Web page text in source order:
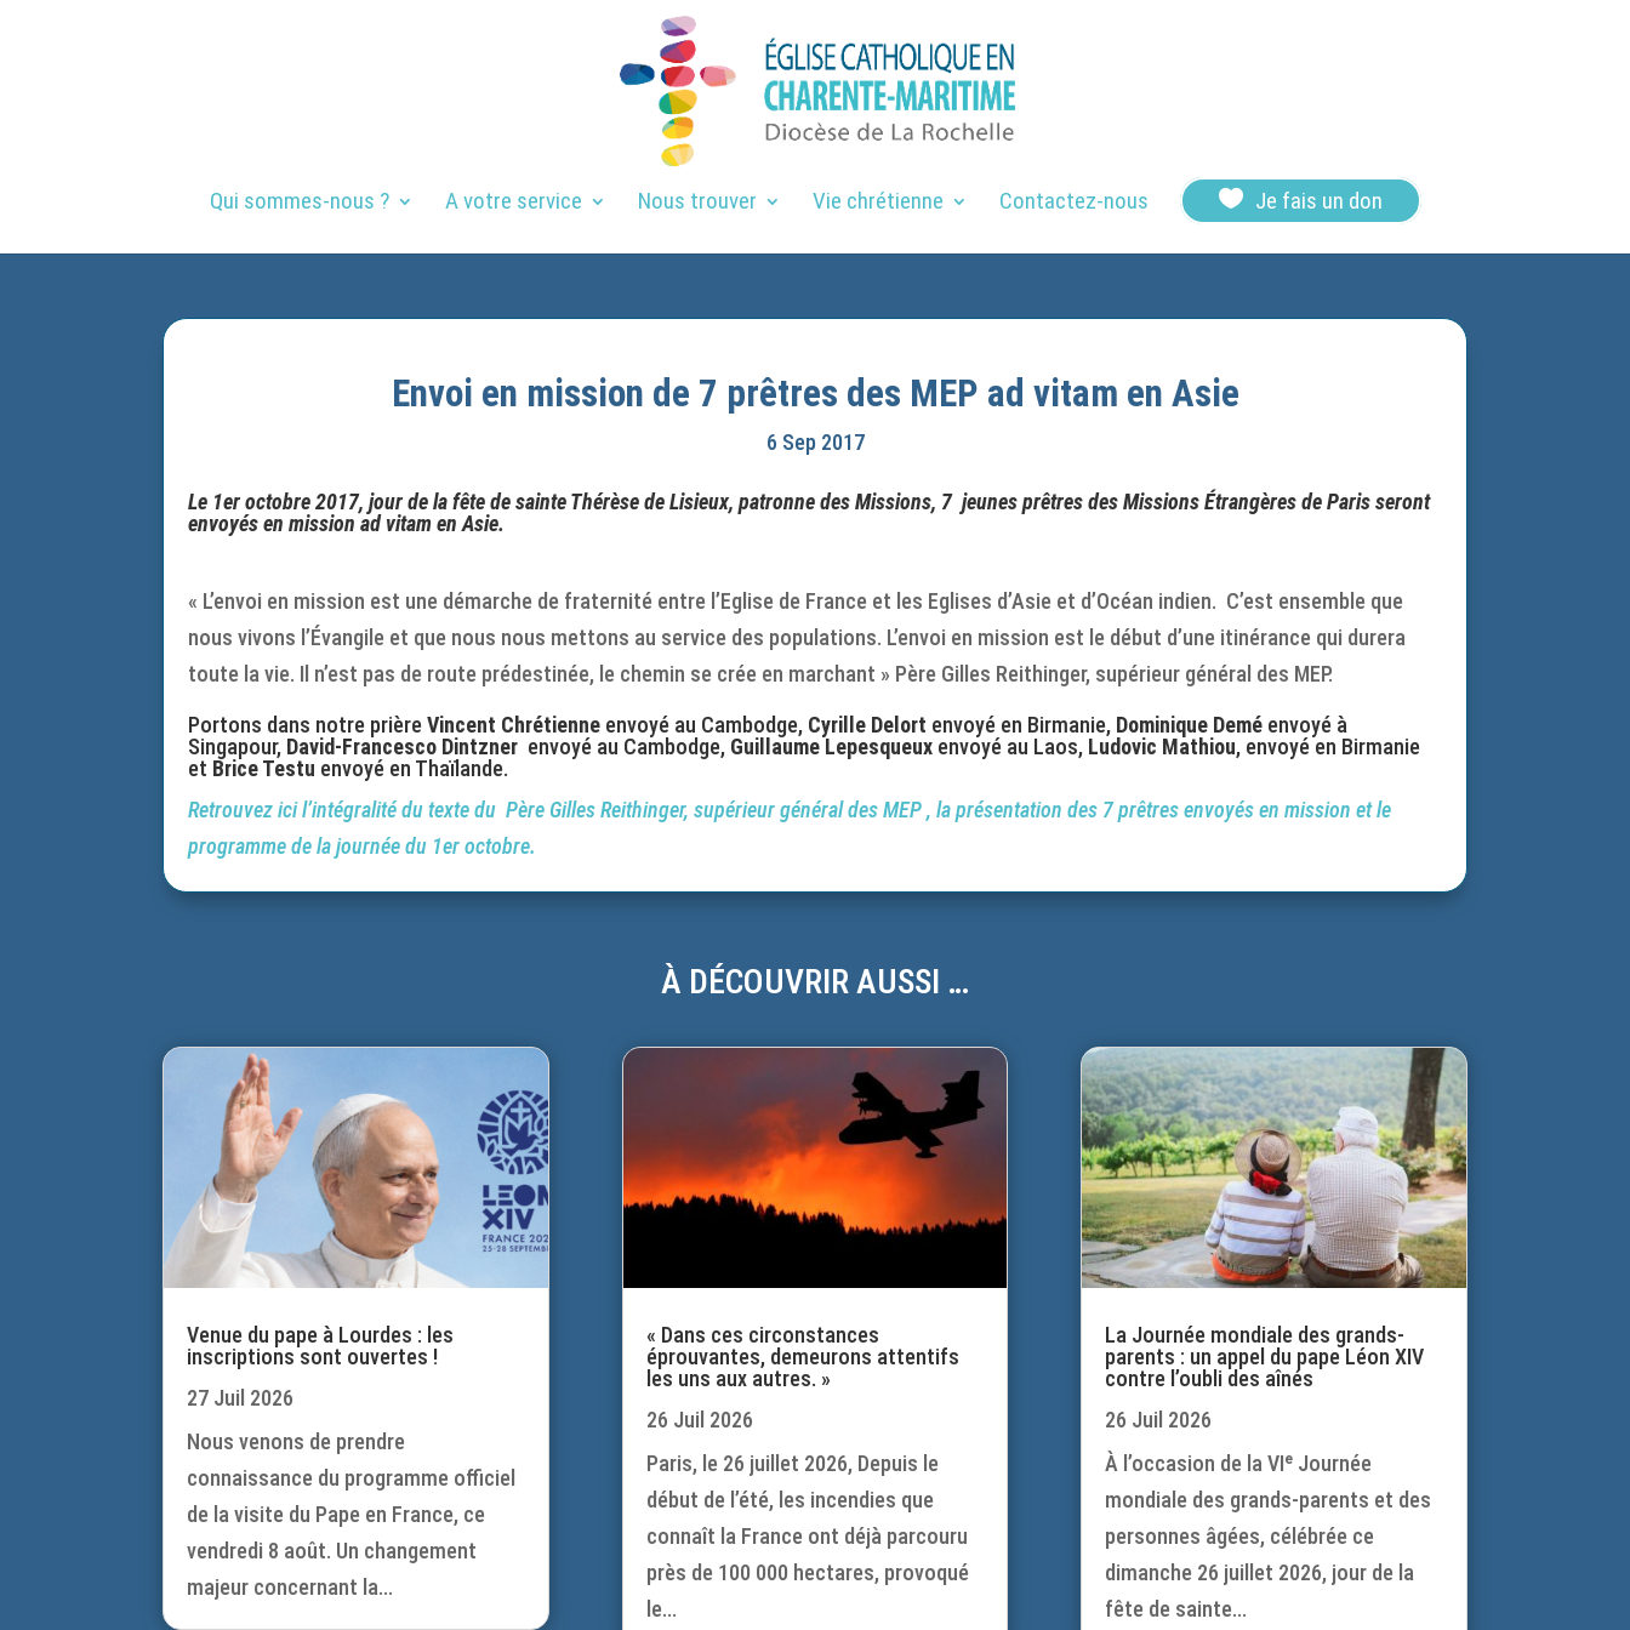
Qui sommes-nous ? A votre service Nous trouver Vie chrétienne Contactez-nous  Je fais un don
Envoi en mission de 7 prêtres des MEP ad vitam en Asie
6 Sep 2017
Le 1er octobre 2017, jour de la fête de sainte Thérèse de Lisieux, patronne des Missions, 7 jeunes prêtres des Missions Étrangères de Paris seront
envoyés en mission ad vitam en Asie.
« L’envoi en mission est une démarche de fraternité entre l’Eglise de France et les Eglises d’Asie et d’Océan indien. C’est ensemble que
nous vivons l’Évangile et que nous nous mettons au service des populations. L’envoi en mission est le début d’une itinérance qui durera
toute la vie. Il n’est pas de route prédestinée, le chemin se crée en marchant » Père Gilles Reithinger, supérieur général des MEP.
Portons dans notre prièreVincent Chrétienne envoyé au Cambodge, Cyrille Delort envoyé en Birmanie, Dominique Demé envoyé à
Singapour, David-Francesco Dintzner envoyé au Cambodge, Guillaume Lepesqueux envoyé au Laos, Ludovic Mathiou, envoyé en Birmanie
et Brice Testu envoyé en Thaïlande.
Retrouvez ici l’intégralité du texte du Père Gilles Reithinger, supérieur général des MEP , la présentation des 7 prêtres envoyés en mission et le
programme de la journée du 1er octobre.
À DÉCOUVRIR AUSSI …
Venue du pape à Lourdes : les
inscriptions sont ouvertes !
27 Juil 2026
Nous venons de prendre
connaissance du programme officiel
de la visite du Pape en France, ce
vendredi 8 août. Un changement
majeur concernant la...
« Dans ces circonstances
éprouvantes, demeurons attentifs
les uns aux autres. »
26 Juil 2026
Paris, le 26 juillet 2026, Depuis le
début de l’été, les incendies que
connaît la France ont déjà parcouru
près de 100 000 hectares, provoqué
le...
La Journée mondiale des grands-
parents : un appel du pape Léon XIV
contre l’oubli des aînés
26 Juil 2026
À l’occasion de la VIᵉ Journée
mondiale des grands-parents et des
personnes âgées, célébrée ce
dimanche 26 juillet 2026, jour de la
fête de sainte...